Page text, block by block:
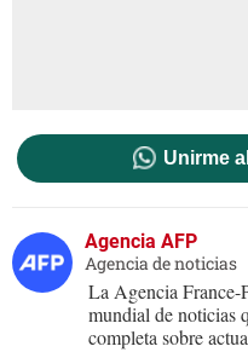
Unirme
Agencia AFP
Agencia de noticias
La Agencia France-
mundial de noticias
completa sobre